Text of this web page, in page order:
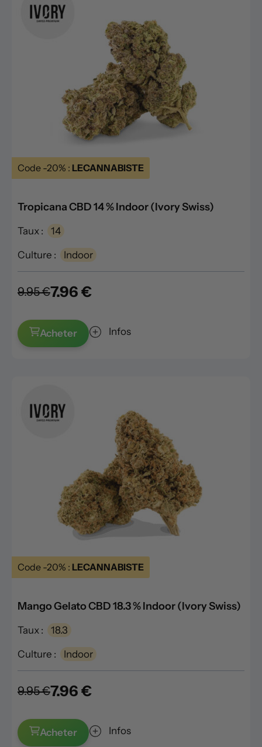
Code -20% : LECANNABISTE
Tropicana CBD 14 % Indoor (Ivory Swiss)
Taux : 14
Culture : Indoor
9.95 €7.96 €
Acheter Infos
Code -20% : LECANNABISTE
Mango Gelato CBD 18.3 % Indoor (Ivory Swiss)
Taux : 18.3
Culture : Indoor
9.95 €7.96 €
Acheter Infos